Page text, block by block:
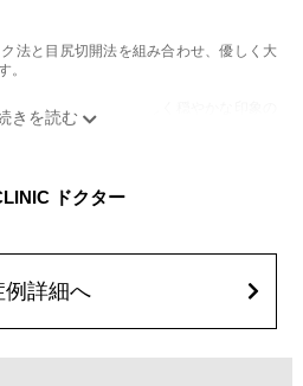
法と目尻切開法を組み合わせ、優しく大
。
き下げることで、優しく穏やかな印象の
術です。
す。また、稀に細菌感染症、左右差、後
る、睫毛が切れたり抜ける、結膜腫脹な
込)
ドクター
例詳細へ